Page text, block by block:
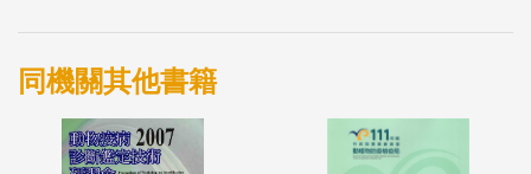
同機關其他書籍